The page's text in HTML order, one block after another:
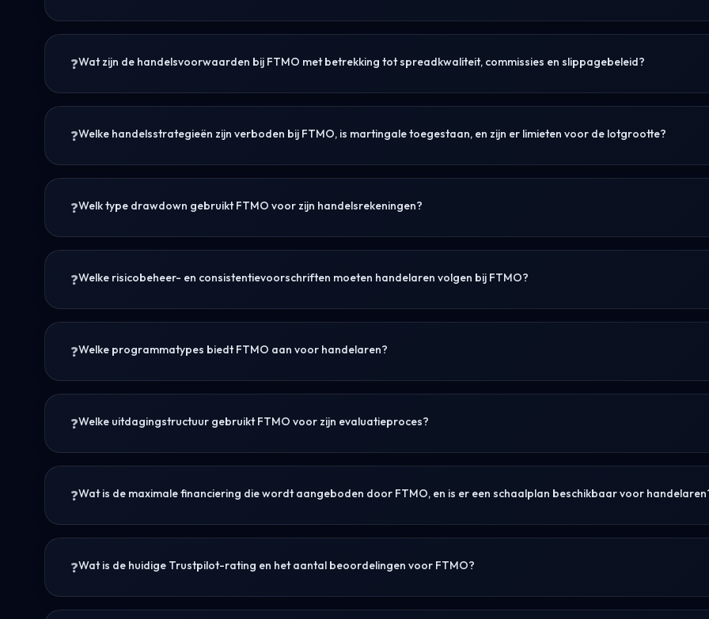
Wat zijn de handelsvoorwaarden bij FTMO met betrekking tot spreadkwaliteit, commissies en slippagebeleid?
Welke handelsstrategieën zijn verboden bij FTMO, is martingale toegestaan, en zijn er limieten voor de lotgrootte?
Welk type drawdown gebruikt FTMO voor zijn handelsrekeningen?
Welke risicobeheer- en consistentievoorschriften moeten handelaren volgen bij FTMO?
Welke programmatypes biedt FTMO aan voor handelaren?
Welke uitdagingstructuur gebruikt FTMO voor zijn evaluatieproces?
Wat is de maximale financiering die wordt aangeboden door FTMO, en is er een schaalplan beschikbaar voor
Wat is de huidige Trustpilot-rating en het aantal beoordelingen voor FTMO?